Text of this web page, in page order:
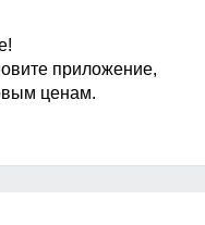
приложение,
ценам.